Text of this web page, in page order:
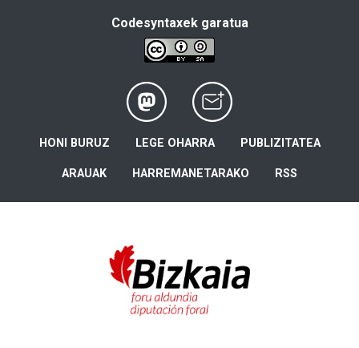
Codesyntaxek garatua
HONI BURUZ LEGE OHARRA PUBLIZITATEA
ARAUAK HARREMANETARAKO RSS